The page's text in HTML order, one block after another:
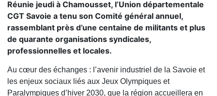
Réunie jeudi à Chamousset, l’Union départementale
CGT Savoie a tenu son Comité général annuel,
rassemblant près d’une centaine de militants et plus
de quarante organisations syndicales,
professionnelles et locales.
Au cœur des échanges : l’avenir industriel de la Savoie et
les enjeux sociaux liés aux Jeux Olympiques et
Paralympiques d’hiver 2030, que la région accueillera en